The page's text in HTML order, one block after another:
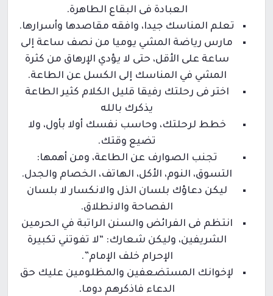
العبادة فى البقاع الطاهرة.
تعلم المناسك جيدا، وافقه مقاصدها وأسرارها.
مارس رياضة المشي يوميا من نصف ساعة إلى
ساعة على الأقل، حتى لا يؤدي الإرهاق من كثرة
المشي في المناسك إلى الكسل عن الطاعة.
اختر فى رحلتك رفيقا قليل الكلام كثير الطاعة
يذكرك بالله
خطط لرحلتك، وحاسب نفسك أولا بأول، ولا
تضيع وقتك.
تجنب الصوارف عن الطاعة، ومن أهمها:
التسوق، النوم، الأكل، الهاتف، الخصام والجدل.
ليكن دعاؤك بلسان الذل والانكسار لا بلسان
الفصاحة والانطلاق.
انتظم فى الفرائض والسنن الراتبة في الحرمين
الشريفين، وليكن شعارك: “لا تفوتني تكبيرة
الإحرام خلف الإمام”.
لإخوانك المستضعفين والمظلومين عليك حق
الدعاء فاذكرهم دوما.